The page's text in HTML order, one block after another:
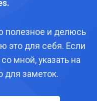
полезное и делюсь
это для себя. Если
мной, указать на
для заметок.